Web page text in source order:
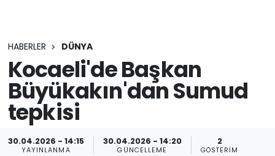
HABERLER DÜNYA
Kocaeli'de Başkan
Büyükakın'dan Sumud
tepkisi
30.04.2026 - 14:15
YAYINLANMA
30.04.2026 - 14:20
GÜNCELLEME
2
GÖSTERIM
Son Dakika Haberleri
Haber Arşivi